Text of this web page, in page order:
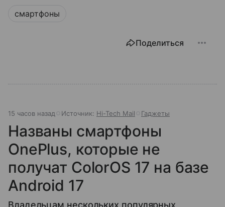
смартфоны
Поделиться
15 часов назад Источник: Hi-Tech Mail Гаджеты
Названы смартфоны
OnePlus, которые не
получат ColorOS 17 на базе
Android 17
Владельцам нескольких популярных